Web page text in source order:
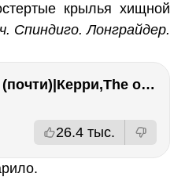
крылья хищной
Спиндиго. Лонграйдер.
24 часа чтения без сна (почти)|Керри,The one единственный, Адвокат дьявола
26.4 тыс.